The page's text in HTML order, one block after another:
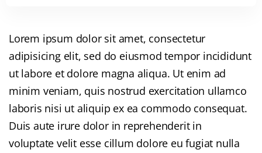
Lorem ipsum dolor sit amet, consectetur
adipisicing elit, sed do eiusmod tempor incididunt
ut labore et dolore magna aliqua. Ut enim ad
minim veniam, quis nostrud exercitation ullamco
laboris nisi ut aliquip ex ea commodo consequat.
Duis aute irure dolor in reprehenderit in
voluptate velit esse cillum dolore eu fugiat nulla